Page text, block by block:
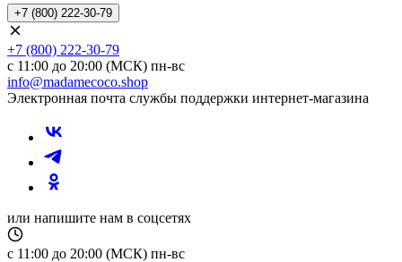
+7 (800) 222-30-79
+7 (800) 222-30-79
с 11:00 до 20:00 (МСК) пн-вс
info@madamecoco.shop
Электронная почта службы поддержки интернет-магазина
или напишите нам в соцсетях
с 11:00 до 20:00 (МСК) пн-вс